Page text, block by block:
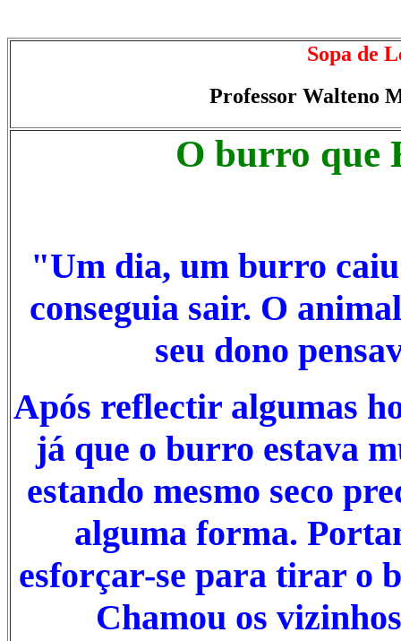
Sopa de
Professor Walteno
O burro que
"Um dia, um burro
conseguia sair. O
seu dono
Após reflectir algumas
já que o burro estava
estando mesmo seco
alguma forma.
esforçar-se para tirar o
Chamou os